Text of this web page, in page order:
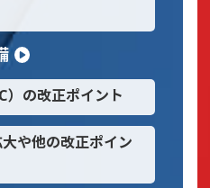
）の改正ポイント
や他の改正ポイン